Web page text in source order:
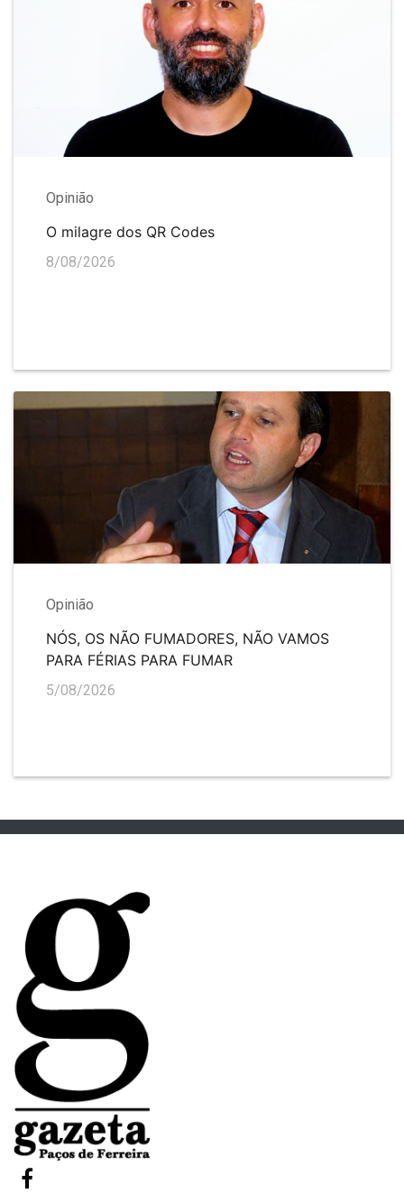
Opinião
O milagre dos QR Codes
8/08/2026
Opinião
NÓS, OS NÃO FUMADORES, NÃO VAMOS
PARA FÉRIAS PARA FUMAR
5/08/2026